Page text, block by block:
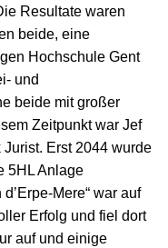
Resultate waren
beide, eine
Hochschule Gent
und
beide mit großer
Zeitpunkt war Jef
Erst 2044 wurde
5HL Anlage
Mere“ war auf
Erfolg und fiel dort
auf und einige